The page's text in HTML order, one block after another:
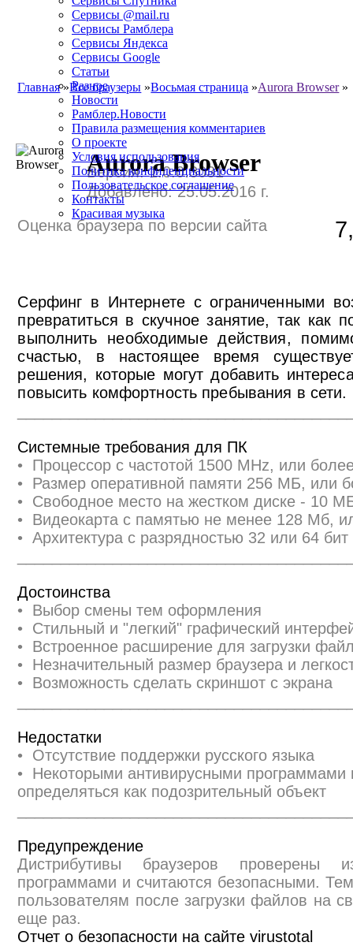
Оценка браузера по версии сайта
Серфинг в Интернете с ограниченными
превратиться в скучное занятие, так как
выполнить необходимые действия,
счастью, в настоящее время
решения, которые могут добавить
повысить комфортность пребывания в сети.
Системные требования для ПК
• Процессор с частотой 1500 MHz, или
• Размер оперативной памяти 256 МБ, или
• Свободное место на жестком диске - 10
• Видеокарта с памятью не менее 128 Мб,
• Архитектура с разрядностью 32 или 64
Достоинства
• Выбор смены тем оформления
• Стильный и "легкий" графический
• Встроенное расширение для загрузки
• Незначительный размер браузера и
• Возможность сделать скриншот с экрана
Недостатки
• Отсутствие поддержки русского языка
• Некоторыми антивирусными программами
определяться как подозрительный объект
Предупреждение
Дистрибутивы браузеров проверены
программами и считаются безопасными.
пользователям после загрузки файлов на
еще раз.
Отчет о безопасности на сайте virustotal
Главная»Все браузеры »Восьмая страница »Aurora Browser»
Версия: 1.0.0.3031
Добавлено: 25.05.2016 г.
Aurora Browser
Сервисы @mail.ru
Сервисы Рамблера
Сервисы Яндекса
Сервисы Google
Статьи
Разное
Новости
Рамблер.Новости
Правила размещения комментариев
О проекте
Условия использования
Политика конфиденциальности
Пользовательское соглашение
Контакты
Красивая музыка